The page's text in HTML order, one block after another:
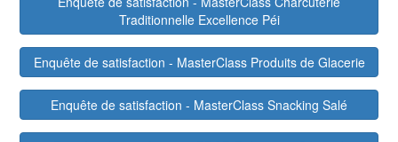
Traditionnelle Excellence Péi
Enquête de satisfaction - MasterClass Produits de Glacerie
Enquête de satisfaction - MasterClass Snacking Salé